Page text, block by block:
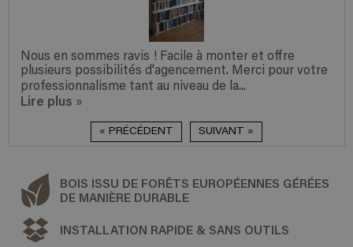
Nous en sommes ravis ! Facile à monter et offre
plusieurs possibilités d'agencement. Merci pour votre
professionnalisme tant au niveau de la...
Lire plus »
« PRÉCÉDENT SUIVANT »
BOIS ISSU DE FORÊTS EUROPÉENNES GÉRÉES
DE MANIÈRE DURABLE
INSTALLATION RAPIDE & SANS OUTILS